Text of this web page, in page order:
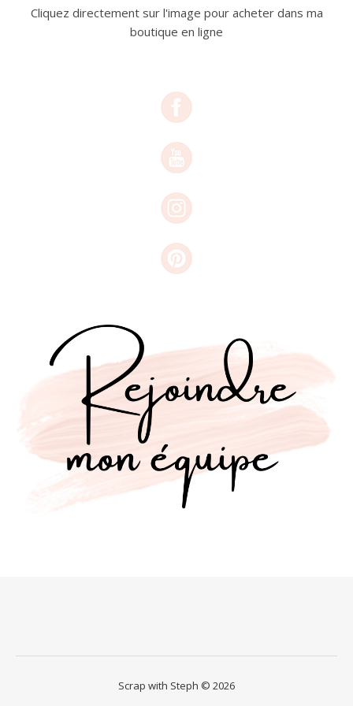
Cliquez directement sur l'image pour acheter dans ma
boutique en ligne
Scrap with Steph © 2026